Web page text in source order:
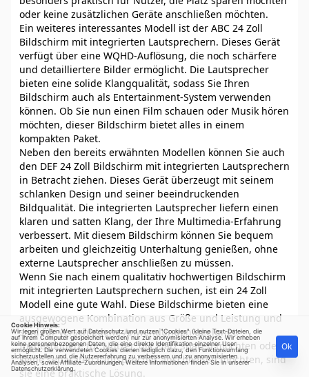
oder keine zusätzlichen Geräte anschließen möchten.
Ein weiteres interessantes Modell ist der ABC 24 Zoll
Bildschirm mit integrierten Lautsprechern. Dieses Gerät
verfügt über eine WQHD-Auflösung, die noch schärfere
und detailliertere Bilder ermöglicht. Die Lautsprecher
bieten eine solide Klangqualität, sodass Sie Ihren
Bildschirm auch als Entertainment-System verwenden
können. Ob Sie nun einen Film schauen oder Musik hören
möchten, dieser Bildschirm bietet alles in einem
kompakten Paket.
Neben den bereits erwähnten Modellen können Sie auch
den DEF 24 Zoll Bildschirm mit integrierten Lautsprechern
in Betracht ziehen. Dieses Gerät überzeugt mit seinem
schlanken Design und seiner beeindruckenden
Bildqualität. Die integrierten Lautsprecher liefern einen
klaren und satten Klang, der Ihre Multimedia-Erfahrung
verbessert. Mit diesem Bildschirm können Sie bequem
arbeiten und gleichzeitig Unterhaltung genießen, ohne
externe Lautsprecher anschließen zu müssen.
Wenn Sie nach einem qualitativ hochwertigen Bildschirm
mit integrierten Lautsprechern suchen, ist ein 24 Zoll
Modell eine gute Wahl. Diese Bildschirme bieten eine
ausgewogene Kombination aus Größe und Leistung und
sind für verschiedene Anwendungen geeignet.
Insbesondere für Nutzer, die Platz sparen möchten oder
keine separaten Lautsprecher anschließen möchten, sind
sie eine praktische Lösung.
Cookie Hinweis:
Wir legen großen Wert auf Datenschutz und nutzen "Cookies" (kleine Text-Dateien, die
auf Ihrem Computer gespeichert werden) nur zur anonymisierten Analyse. Wir erheben
keine personenbezogenen Daten, die eine direkte Identifikation einzelner User
ermöglicht. Die verwendeten Cookies dienen lediglich dazu, den Funktionsumfang
sicherzustellen und die Nutzererfahrung zu verbessern und zu anonymisierten
Analysen, sowie Affiliate-Zuordnungen. Weitere Informationen finden Sie in unserer
Datenschutzerklärung
Ok